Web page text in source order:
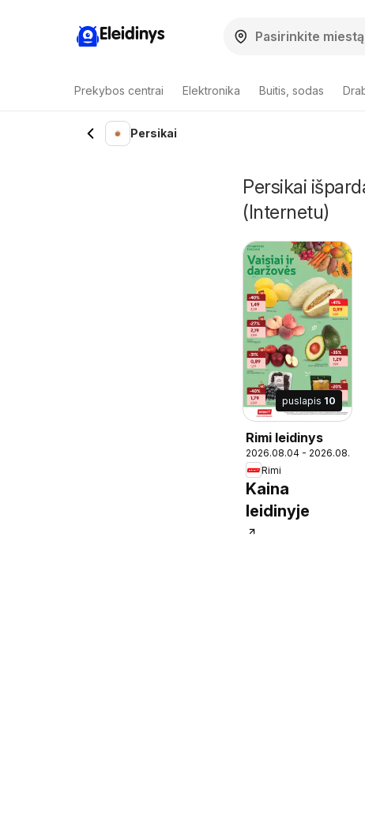
Eleidinys
Prekybos centrai Elektronika Buitis, sodas
Persikai
Persikai
(Internetu)
puslapis 10
Rimi leidinys
2026.08.04 - 2026.08.10
Rimi
Kaina
leidinyje